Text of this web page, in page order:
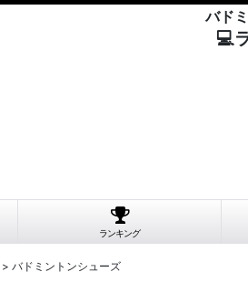
バド
💻
ランキング
> バドミントンシューズ